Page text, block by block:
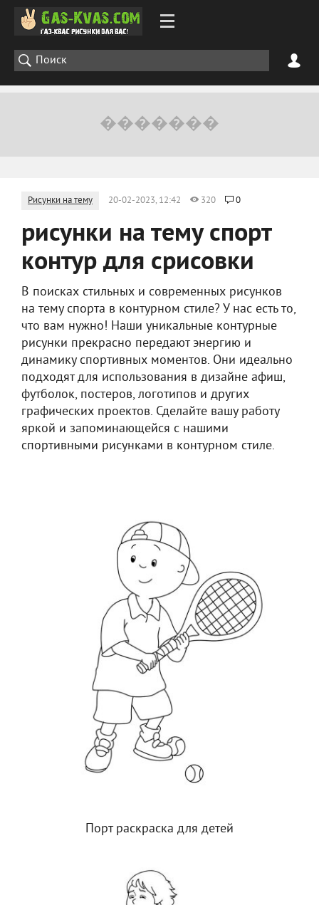
Рисунки на тему 20-02-2023, 12:42 320 0
рисунки на тему спорт
контур для срисовки
В поисках стильных и современных рисунков
на тему спорта в контурном стиле? У нас есть то,
что вам нужно! Наши уникальные контурные
рисунки прекрасно передают энергию и
динамику спортивных моментов. Они идеально
подходят для использования в дизайне афиш,
футболок, постеров, логотипов и других
графических проектов. Сделайте вашу работу
яркой и запоминающейся с нашими
спортивными рисунками в контурном стиле.
Порт раскраска для детей